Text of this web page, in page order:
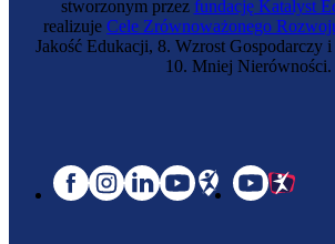
stworzonym przez fundację Katalyst
realizuje Cele Zrównoważonego
Jakość Edukacji, 8. Wzrost Gospodarczy
10. Mniej Nierówności.